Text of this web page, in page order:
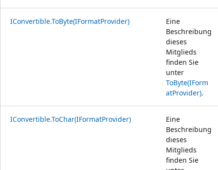
IConvertible.ToByte(IFormatProvider)
Eine
Beschreibung
dieses
Mitglieds
finden Sie
unter
ToByte(IForm
atProvider).
IConvertible.ToChar(IFormatProvider)
Eine
Beschreibung
dieses
Mitglieds
finden Sie